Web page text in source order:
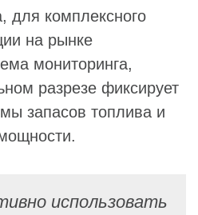
для комплексного
на рынке
мониторинга,
разрезе фиксирует
запасов топлива и
использовать